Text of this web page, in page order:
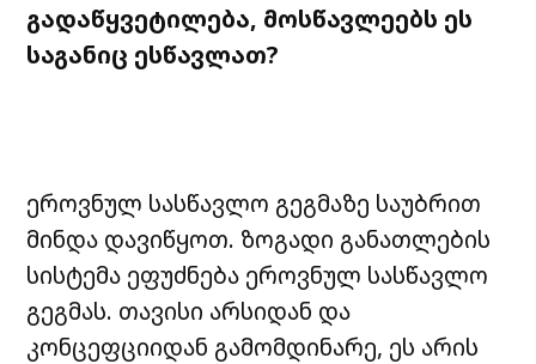
გადაწყვეტილება, მოსწავლეებს ეს
საგანიც ესწავლათ?
ეროვნულ სასწავლო გეგმაზე საუბრით
მინდა დავიწყოთ. ზოგადი განათლების
სისტემა ეფუძნება ეროვნულ სასწავლო
გეგმას. თავისი არსიდან და
კონცეფციიდან გამომდინარე, ეს არის